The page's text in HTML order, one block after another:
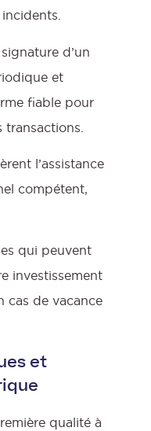
d’un
et
fiable pour
l’assistance
compétent,
qui peuvent
investissement
cas de vacance
et
qualité à